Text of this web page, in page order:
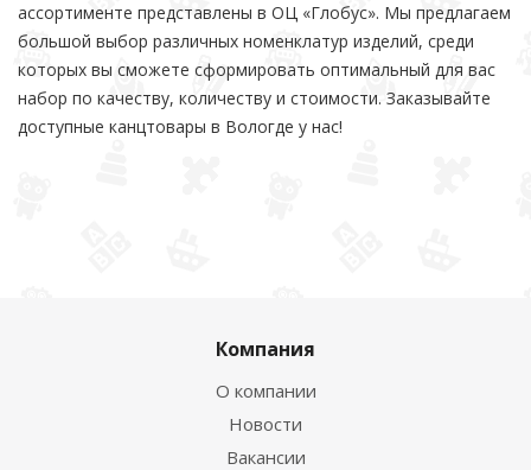
ассортименте представлены в ОЦ «Глобус». Мы предлагаем
большой выбор различных номенклатур изделий, среди
которых вы сможете сформировать оптимальный для вас
набор по качеству, количеству и стоимости. Заказывайте
доступные канцтовары в Вологде у нас!
Компания
О компании
Новости
Вакансии